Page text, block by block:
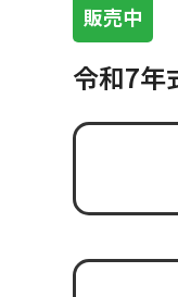
販売中
令和7